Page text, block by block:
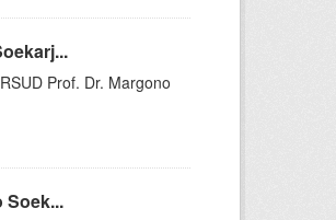
Prof. Dr. Margono
Soek...